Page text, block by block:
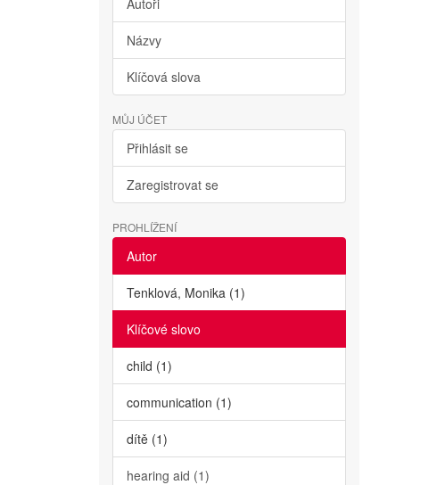
Autoři
Názvy
Klíčová slova
MŮJ ÚČET
Přihlásit se
Zaregistrovat se
PROHLÍŽENÍ
Autor
Tenklová, Monika (1)
Klíčové slovo
child (1)
communication (1)
dítě (1)
hearing aid (1)